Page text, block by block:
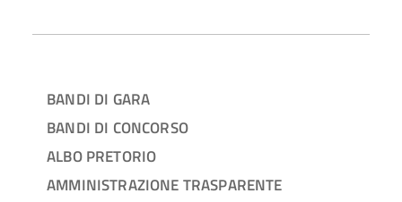
BANDI DI GARA
BANDI DI CONCORSO
ALBO PRETORIO
AMMINISTRAZIONE TRASPARENTE